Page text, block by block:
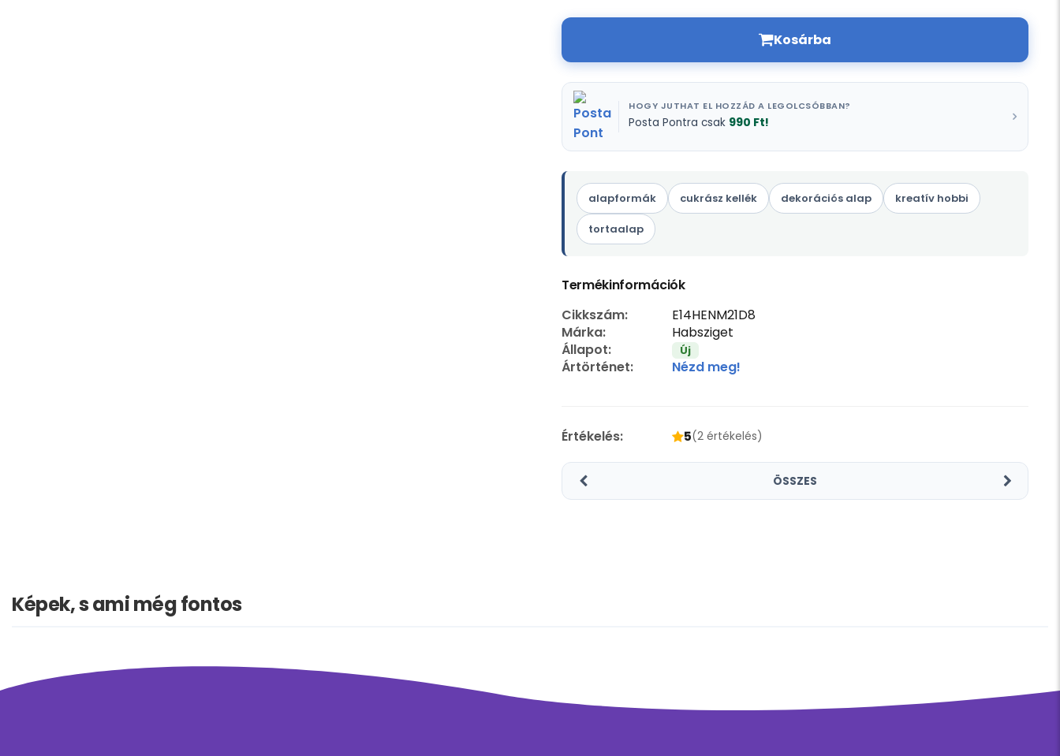
Kosárba
HOGY JUTHAT EL HOZZÁD A LEGOLCSÓBBAN?
Posta Pontra csak 990 Ft!
alapformák cukrász kellék dekorációs alap kreatív hobbi
tortaalap
Termékinformációk
Cikkszám:
E14HENM21D8
Márka:
Habsziget
Állapot:
Új
Ártörténet: Nézd meg!
Értékelés: 5(2 értékelés)
ÖSSZES
Képek, s ami még fontos